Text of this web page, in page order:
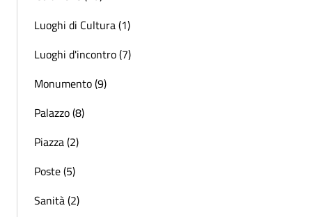
Luoghi di Cultura (1)
Luoghi d'incontro (7)
Monumento (9)
Palazzo (8)
Piazza (2)
Poste (5)
Sanità (2)